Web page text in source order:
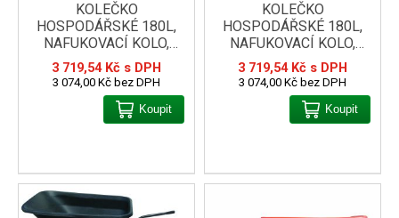
KOLEČKO
HOSPODÁŘSKÉ 180L,
NAFUKOVACÍ KOLO,
ZELENÁ KORBA
3 719,54 Kč s DPH
3 074,00 Kč bez DPH
Koupit
KOLEČKO
HOSPODÁŘSKÉ 180L,
NAFUKOVACÍ KOLO,
ŽLUTÁ KORBA
3 719,54 Kč s DPH
3 074,00 Kč bez DPH
Koupit